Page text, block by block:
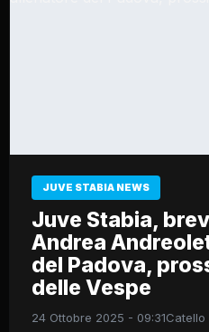
JUVE STABIA NEWS
Juve Stabia,
Andrea
del Padova,
delle Vespe
24 Ottobre 2025 - 09:31Catello